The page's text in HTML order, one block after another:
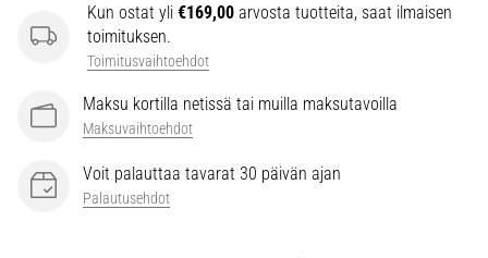
ennaltaehkäisy
eli
iliotibiaalisen
jänteen
oireyhtymä
Kun ostat yli €169,00 arvosta tuotteita, saat ilmaisen
toimituksen.
Toimitusvaihtoehdot
Maksu kortilla netissä tai muilla maksutavoilla
Maksuvaihtoehdot
Voit palauttaa tavarat 30 päivän ajan
Palautusehdot